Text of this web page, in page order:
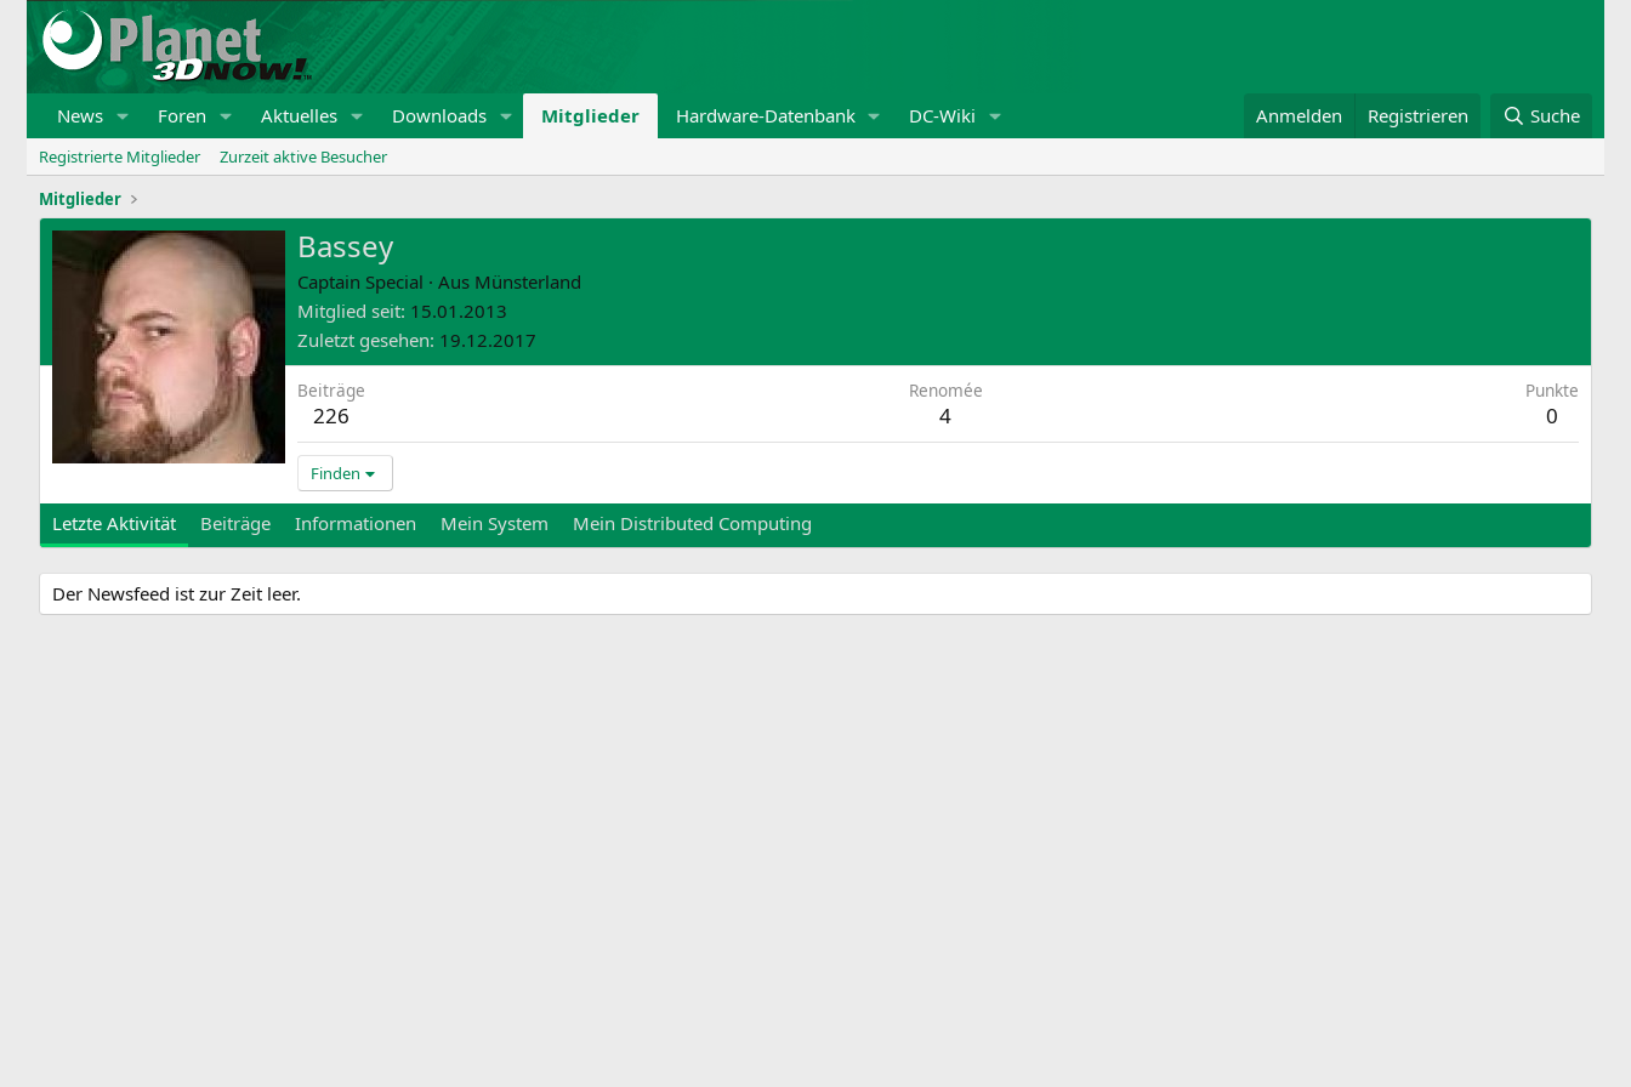
News Foren Aktuelles Downloads Mitglieder Hardware-Datenbank DC-Wiki Anmelden Registrieren Suche
Registrierte Mitglieder
Zurzeit aktive Besucher
Mitglieder
Bassey
Captain Special · Aus Münsterland
Mitglied seit 15.01.2013
Zuletzt gesehen 19.12.2017
Beiträge
226
Renomée
4
Punkte
0
Finden
Letzte Aktivität Beiträge Informationen Mein System Mein Distributed Computing
Der Newsfeed ist zur Zeit leer.